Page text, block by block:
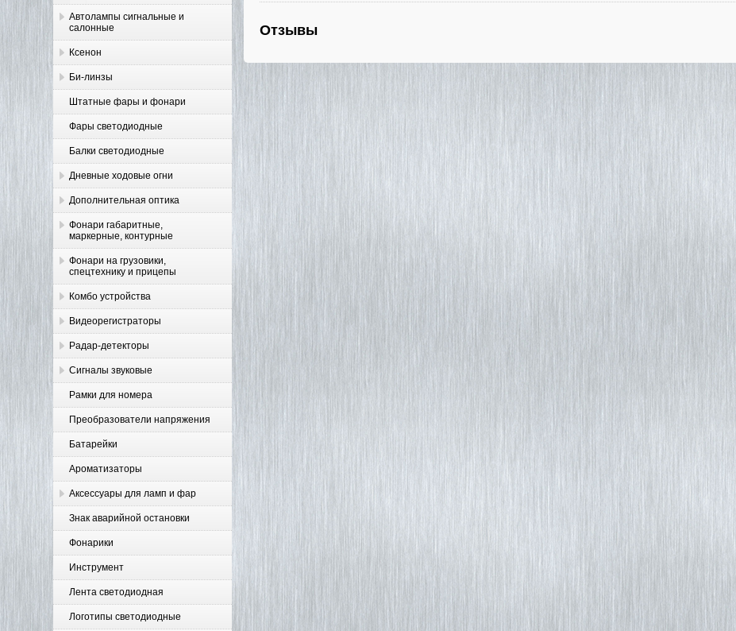
Автолампы сигнальные и
салонные
Ксенон
Би-линзы
Штатные фары и фонари
Фары светодиодные
Балки светодиодные
Дневные ходовые огни
Дополнительная оптика
Фонари габаритные,
маркерные, контурные
Фонари на грузовики,
спецтехнику и прицепы
Комбо устройства
Видеорегистраторы
Радар-детекторы
Сигналы звуковые
Рамки для номера
Преобразователи напряжения
Батарейки
Ароматизаторы
Аксессуары для ламп и фар
Знак аварийной остановки
Фонарики
Инструмент
Лента светодиодная
Логотипы светодиодные
Отзывы